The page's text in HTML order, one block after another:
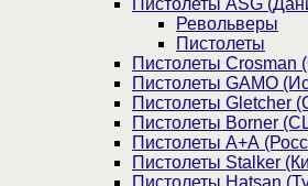
Пистолеты ASG
Револьверы
Пистолеты
Пистолеты
Пистолеты GAMO
Пистолеты Gletcher
Пистолеты Borner
Пистолеты А+А
Пистолеты Stalker